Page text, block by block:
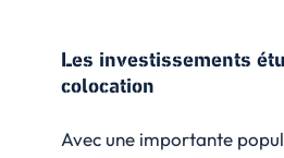
Les investissements
colocation
Avec une importante